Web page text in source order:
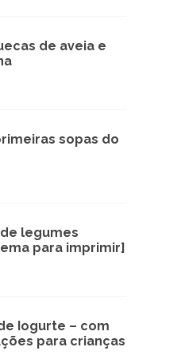
de aveia e
sopas do
legumes
para imprimir]
Iogurte – com
para crianças